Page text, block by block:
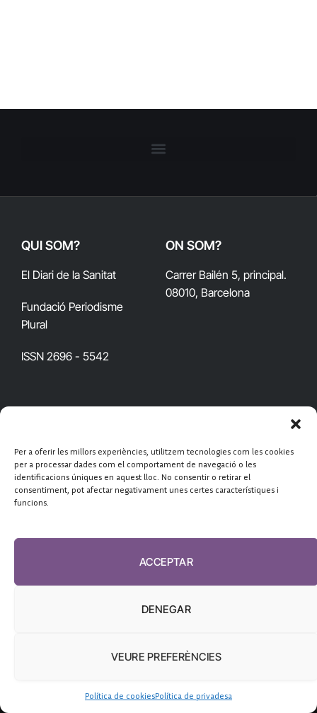
Per a oferir les millors experiències, utilitzem tecnologies com les cookies
per a processar dades com el comportament de navegació o les
identificacions úniques en aquest lloc. No consentir o retirar el
consentiment, pot afectar negativament unes certes característiques i
funcions.
ACCEPTAR
DENEGAR
VEURE PREFERÈNCIES
Política de cookiesPolítica de privadesa
QUI SOM?
El Diari de la Sanitat
Fundació Periodisme
Plural
ISSN 2696 - 5542
ON SOM?
Carrer Bailén 5, principal.
08010, Barcelona
ehuguet@periodismeplural.cat
redaccio@diarisanitat.cat
Facebook
X
(Twitter)
YouTubeTelegram
RSS